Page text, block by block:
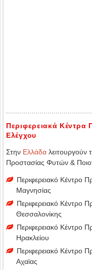
Περιφερειακά Κέντρα
Ελέγχου
Στην Ελλάδα λειτουργούν
Προστασίας Φυτών &
Περιφερειακό Κέντρο
Μαγνησίας
Περιφερειακό Κέντρο
Θεσσαλονίκης
Περιφερειακό Κέντρο
Ηρακλείου
Περιφερειακό Κέντρο
Αχαϊας